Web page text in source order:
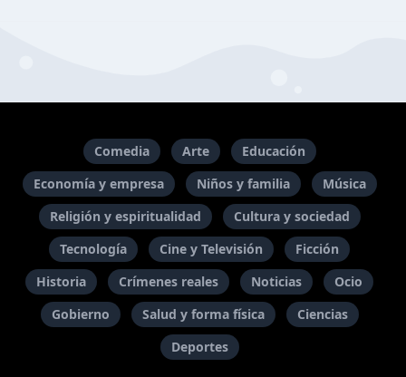
Comedia Arte
Educación
Economía y empresa
Niños y familia
Música
Religión y espiritualidad
Cultura y sociedad
Tecnología
Cine y Televisión
Ficción
Historia
Crímenes reales Noticias
Ocio
Gobierno
Salud y forma física
Ciencias
Deportes